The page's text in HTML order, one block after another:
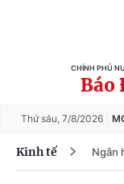
CHÍNH PHỦ
Báo
Thứ sáu, 7/8/2026
Kinh tế Ngân